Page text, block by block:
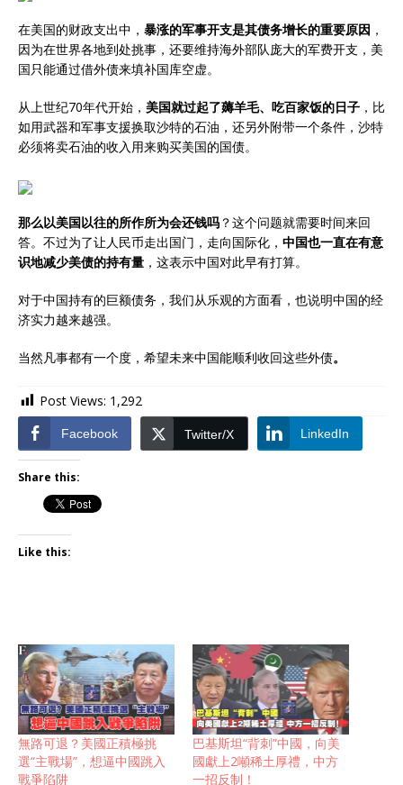
在美国的财政支出中， 暴涨的军事开支是其债务增长的重要原因 ，
因为在世界各地到处挑事，还要维持海外部队庞大的军费开支，美
国只能通过借外债来填补国库空虚。
从上世纪70年代开始， 美国就过起了薅羊毛、吃百家饭的日子 ，比
如用武器和军事支援换取沙特的石油，还另外附带一个条件，沙特
必须将卖石油的收入用来购买美国的国债。
那么以美国以往的所作所为会还钱吗 ？这个问题就需要时间来回
答。不过为了让人民币走出国门，走向国际化， 中国也一直在有意
识地减少美债的持有量 ，这表示中国对此早有打算。
对于中国持有的巨额债务，我们从乐观的方面看，也说明中国的经
济实力越来越强。
当然凡事都有一个度，希望未来中国能顺利收回这些外债。
Post Views: 1,292
Facebook Twitter/X LinkedIn
Share this:
Like this:
無路可退？美國正積極挑
選“主戰場”，想逼中國跳入
戰爭陷阱
巴基斯坦“背刺”中國，向美
國獻上2噸稀土厚禮，中方
一招反制！